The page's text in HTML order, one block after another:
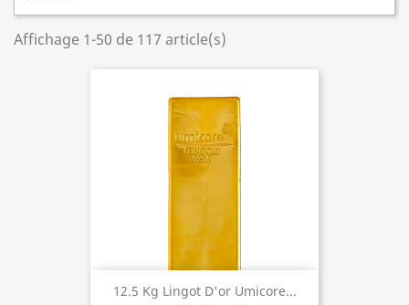
Affichage 1-50 de 117 article(s)
12.5 Kg Lingot D'or Umicore...